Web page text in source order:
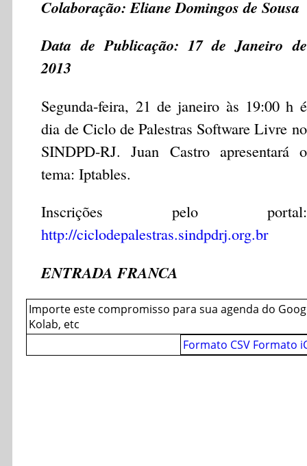
Colaboração: Eliane Domingos de Sousa
Data de Publicação: 17 de Janeiro de
2013
Segunda-feira, 21 de janeiro às 19:00 h é
dia de Ciclo de Palestras Software Livre no
SINDPD-RJ. Juan Castro apresentará o
tema: Iptables.
Inscrições pelo portal:
http://ciclodepalestras.sindpdrj.org.br
ENTRADA FRANCA
Importe este compromisso para sua agenda do
Kolab, etc
Formato CSV Formato